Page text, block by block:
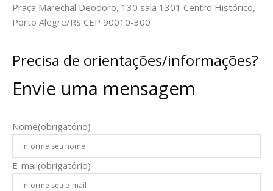
Praça Marechal Deodoro, 130 sala 1301 Centro Histórico,
Porto Alegre/RS CEP 90010-300
Precisa de orientações/informações?
Envie uma mensagem
Nome(obrigatório)
E-mail(obrigatório)